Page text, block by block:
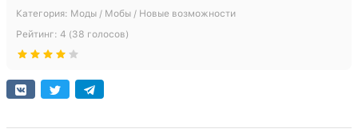
Категория: Моды / Мобы / Новые возможности
Рейтинг: 4 (38 голосов)